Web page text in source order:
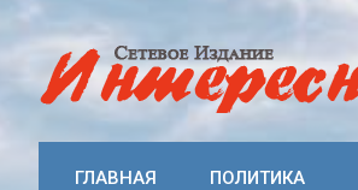
ГЛАВНАЯ ПОЛИТИКА